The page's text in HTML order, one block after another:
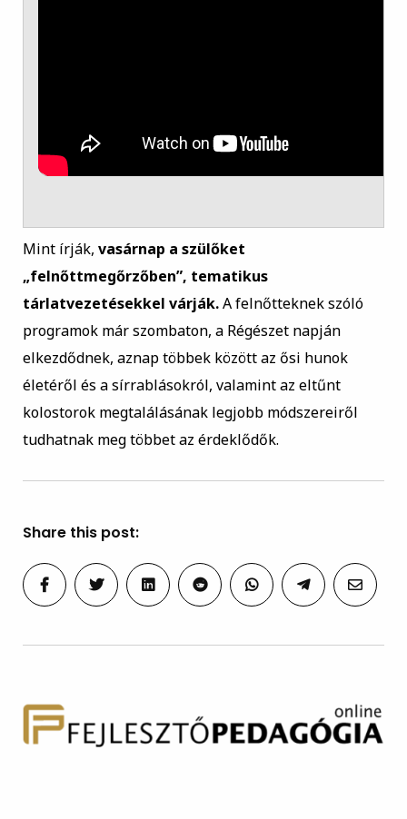
Mint írják, vasárnap a szülőket
„felnőttmegőrzőben”, tematikus
tárlatvezetésekkel várják.A felnőtteknek szóló
programok már szombaton, a Régészet napján
elkezdődnek, aznap többek között az ősi hunok
életéről és a sírrablásokról, valamint az eltűnt
kolostorok megtalálásának legjobb módszereiről
tudhatnak meg többet az érdeklődők.
Share this post: